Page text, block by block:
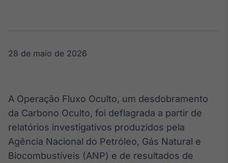
O setor de
energia elétrica
no Brasil
Broadcast
28 de maio de 2026
A Operação Fluxo Oculto, um desdobramento
da Carbono Oculto, foi deflagrada a partir de
relatórios investigativos produzidos pela
Agência Nacional do Petróleo, Gás Natural e
Biocombustíveis (ANP) e de resultados de